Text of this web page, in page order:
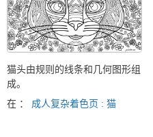
猫头由规则的线条和几何图形组
成。
在 ： 成人复杂着色页 : 猫